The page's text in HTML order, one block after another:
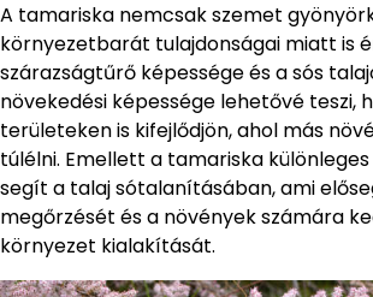
A tamariska nemcsak szemet
környezetbarát tulajdonságai miatt is
szárazságtűrő képessége és a sós
növekedési képessége lehetővé teszi,
területeken is kifejlődjön, ahol más
túlélni. Emellett a tamariska
segít a talaj sótalanításában, ami
megőrzését és a növények számára
környezet kialakítását.